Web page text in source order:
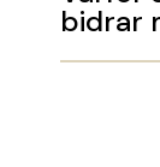
bidrar